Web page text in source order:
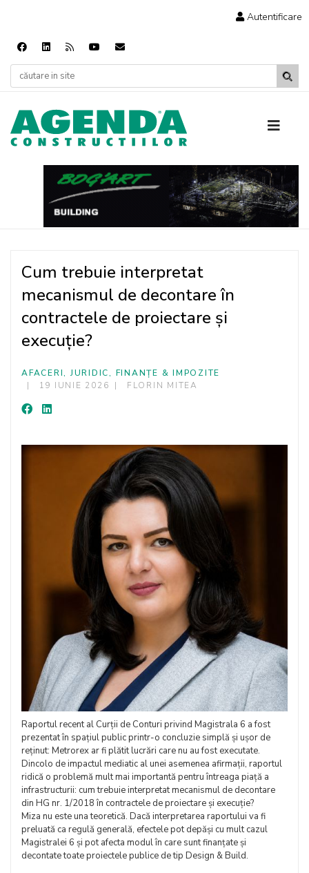
Autentificare
Cum trebuie interpretat
mecanismul de decontare în
contractele de proiectare și
execuție?
AFACERI, JURIDIC, FINANȚE & IMPOZITE
19 IUNIE 2026
FLORIN MITEA
Raportul recent al Curții de Conturi privind Magistrala 6 a fost
prezentat în spațiul public printr-o concluzie simplă și ușor de
reținut: Metrorex ar fi plătit lucrări care nu au fost executate.
Dincolo de impactul mediatic al unei asemenea afirmații, raportul
ridică o problemă mult mai importantă pentru întreaga piață a
infrastructurii: cum trebuie interpretat mecanismul de decontare
din HG nr. 1/2018 în contractele de proiectare și execuție?
Miza nu este una teoretică. Dacă interpretarea raportului va fi
preluată ca regulă generală, efectele pot depăși cu mult cazul
Magistralei 6 și pot afecta modul în care sunt finanțate și
decontate toate proiectele publice de tip Design & Build.